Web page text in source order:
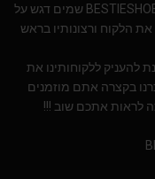
חוזרים אשר הפכו כבר לבני בית.אנחנו צוות BESTIESHOES שמים דגש על
את הלקוח ורצונותיו בראש
להעניק ללקוחותינו את
בקצרה אתם מוזמנים
לראות אתכם שוב !!!